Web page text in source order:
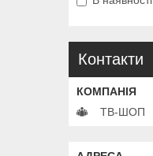
Контакти
ТВ-ШОП